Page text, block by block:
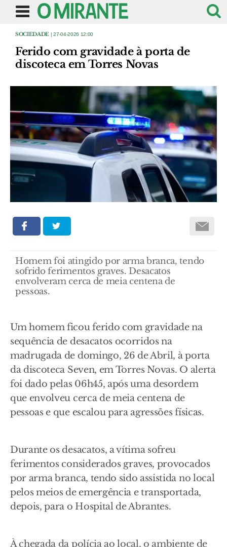
SOCIEDADE | 27-04-2026 12:00
Ferido com gravidade à porta de
discoteca em Torres Novas
Homem foi atingido por arma branca, tendo
sofrido ferimentos graves. Desacatos
envolveram cerca de meia centena de
pessoas.
Um homem ficou ferido com gravidade na
sequência de desacatos ocorridos na
madrugada de domingo, 26 de Abril, à porta
da discoteca Seven, em Torres Novas. O alerta
foi dado pelas 06h45, após uma desordem
que envolveu cerca de meia centena de
pessoas e que escalou para agressões físicas.
Durante os desacatos, a vítima sofreu
ferimentos considerados graves, provocados
por arma branca, tendo sido assistida no local
pelos meios de emergência e transportada,
depois, para o Hospital de Abrantes.
À chegada da polícia ao local, o ambiente de